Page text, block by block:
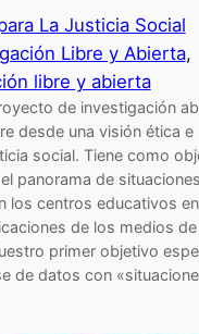
La Justicia Social
Libre y Abierta
libre y abierta
de investigación
desde una visión ética e
social. Tiene como
panorama de
los centros educativos
de los medios de
primer objetivo
de datos con